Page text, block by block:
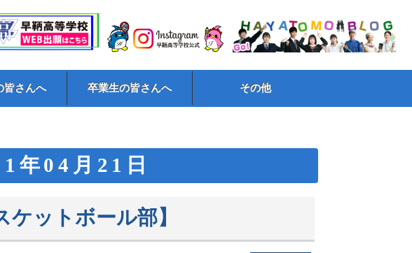
皆さんへ 卒業生の皆さんへ その他
年04月21日
ットボール部】